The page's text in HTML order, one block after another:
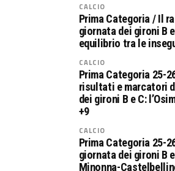
CALCIO
Prima Categoria / Il
giornata dei gironi B
equilibrio tra le
CALCIO
Prima Categoria 25-
risultati e marcatori
dei gironi B e C:
+9
CALCIO
Prima Categoria 25-
giornata dei gironi B
Minonna-